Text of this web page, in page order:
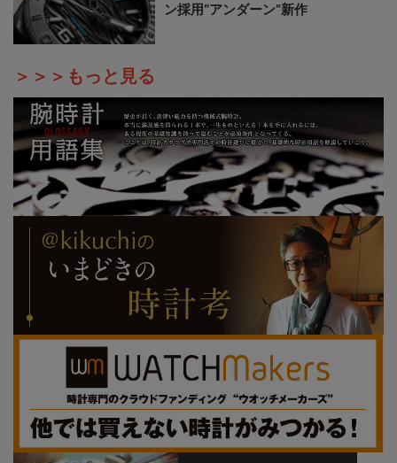
ン採用“アンダーン”新作
＞＞＞もっと見る